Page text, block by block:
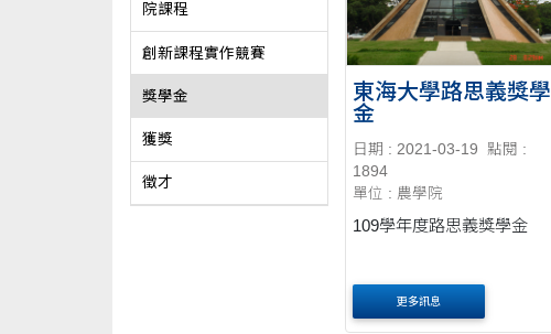
院課程
創新課程實作競賽
獎學金
獲獎
徵才
東海大學路思義獎學
金
日期 : 2021-03-19
點閱 :
1894
單位 : 農學院
109學年度路思義獎學金
更多訊息